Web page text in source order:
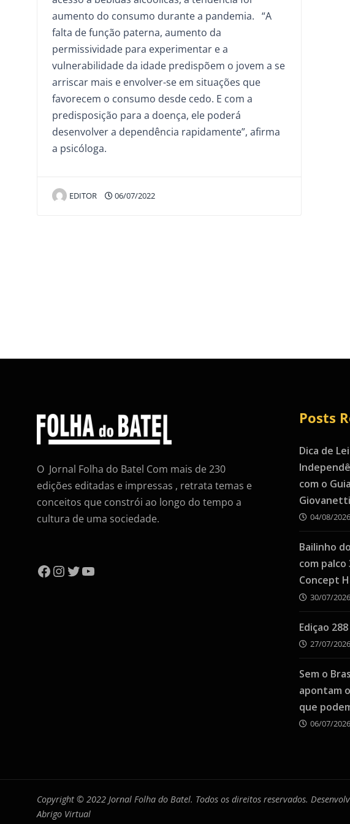
aumento do consumo durante a pandemia. “A
falta de função paterna, aumento da
permissividade para experimentar e a
vulnerabilidade da idade predispõem o jovem a se
arriscar mais e envolver-se em situações que
favorecem o consumo desde cedo. E com a
predisposição para a doença, ele poderá
desenvolver a dependência rapidamente”, afirma
a psicóloga.
EDITOR 06/07/2022
O Jornal Folha do Batel Com mais de 230
edições editadas e impressas , retrata temas e
conceitos que constrói ao longo do tempo a
cultura de uma sociedade.
Facebook
Instagram
Twitter
YouTube
Posts
Dica de
com o
Giovanetti
04/08/2026
Bailinho
com
Concept
30/07/2026
Ediçao 288
27/07/2026
Sem o
apontam
que
06/07/2026
Copyright © 2022 Jornal Folha do Batel. Todos os direitos reservados.
Abrigo Virtual